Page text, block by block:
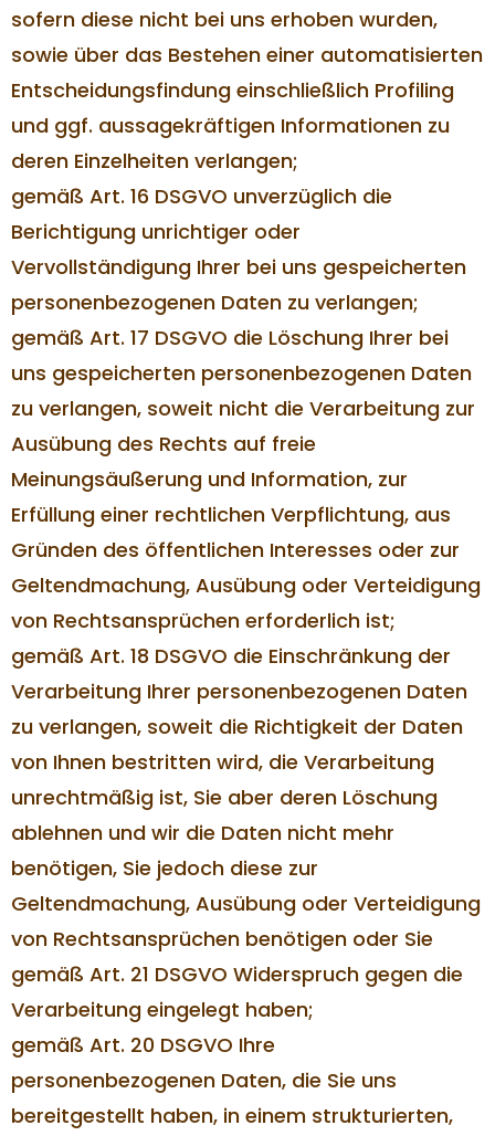
sofern diese nicht bei uns erhoben wurden,
sowie über das Bestehen einer automatisierten
Entscheidungsfindung einschließlich Profiling
und ggf. aussagekräftigen Informationen zu
deren Einzelheiten verlangen;
gemäß Art. 16 DSGVO unverzüglich die
Berichtigung unrichtiger oder
Vervollständigung Ihrer bei uns gespeicherten
personenbezogenen Daten zu verlangen;
gemäß Art. 17 DSGVO die Löschung Ihrer bei
uns gespeicherten personenbezogenen Daten
zu verlangen, soweit nicht die Verarbeitung zur
Ausübung des Rechts auf freie
Meinungsäußerung und Information, zur
Erfüllung einer rechtlichen Verpflichtung, aus
Gründen des öffentlichen Interesses oder zur
Geltendmachung, Ausübung oder Verteidigung
von Rechtsansprüchen erforderlich ist;
gemäß Art. 18 DSGVO die Einschränkung der
Verarbeitung Ihrer personenbezogenen Daten
zu verlangen, soweit die Richtigkeit der Daten
von Ihnen bestritten wird, die Verarbeitung
unrechtmäßig ist, Sie aber deren Löschung
ablehnen und wir die Daten nicht mehr
benötigen, Sie jedoch diese zur
Geltendmachung, Ausübung oder Verteidigung
von Rechtsansprüchen benötigen oder Sie
gemäß Art. 21 DSGVO Widerspruch gegen die
Verarbeitung eingelegt haben;
gemäß Art. 20 DSGVO Ihre
personenbezogenen Daten, die Sie uns
bereitgestellt haben, in einem strukturierten,